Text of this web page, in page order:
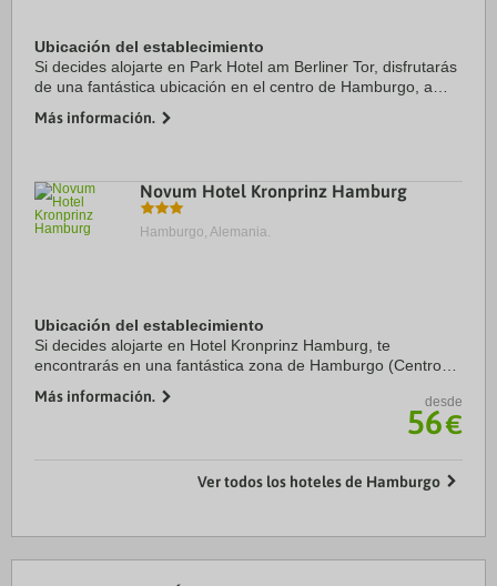
Ubicación del establecimiento
Si decides alojarte en Park Hotel am Berliner Tor, disfrutarás
de una fantástica ubicación en el centro de Hamburgo, a
y Miniatur Wunderland. Además, ...
Más información.
Novum Hotel Kronprinz Hamburg
Hamburgo, Alemania.
Ubicación del establecimiento
Si decides alojarte en Hotel Kronprinz Hamburg, te
encontrarás en una fantástica zona de Hamburgo (Centro
minutos en coche de Ayuntamiento de Hamburgo y ...
Más información. desde
56€
Ver todos los hoteles de Hamburgo